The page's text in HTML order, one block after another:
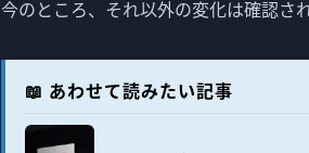
今のところ、それ以外の変化は確認さ
📖 あわせて読みたい記事